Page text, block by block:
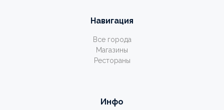
Навигация
Все города
Магазины
Рестораны
Инфо